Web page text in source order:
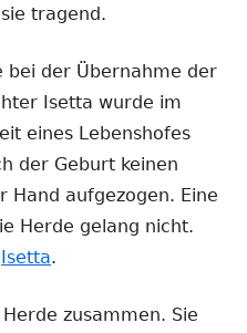
tragend.
bei der Übernahme der
Isetta wurde im
eines Lebenshofes
der Geburt keinen
Hand aufgezogen. Eine
Herde gelang nicht.
Isetta.
zusammen. Sie